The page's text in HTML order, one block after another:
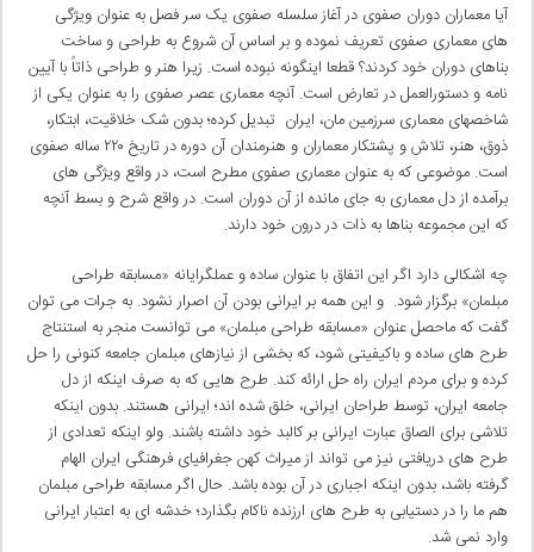
آیا معماران دوران صفوی در آغاز سلسله صفوی یک سر فصل به عنوان ویژگی
های معماری صفوی تعریف نموده و بر اساس آن شروع به طراحی و ساخت
بناهای دوران خود کردند؟ قطعا اینگونه نبوده است. زیرا هنر و طراحی ذاتاً با آیین
نامه و دستورالعمل در تعارض است. آنچه معماری عصر صفوی را به عنوان یکی از
شاخصهای معماری سرزمین مان، ایران تبدیل کرده؛ بدون شک خلاقیت، ابتکار،
ذوق، هنر، تلاش و پشتکار معماران و هنرمندان آن دوره در تاریخ ۲۲۰ ساله صفوی
است. موضوعی که به عنوان معماری صفوی مطرح است، در واقع ویژگی های
برآمده از دل معماری به جای مانده از آن دوران است. در واقع شرح و بسط آنچه
که این مجموعه بناها به ذات در درون خود دارند.
چه اشکالی دارد اگر این اتفاق با عنوان ساده و عملگرایانه «مسابقه طراحی
مبلمان» برگزار شود. و این همه بر ایرانی بودن آن اصرار نشود. به جرات می توان
گفت که ماحصل عنوان «مسابقه طراحی مبلمان» می توانست منجر به استنتاج
طرح های ساده و باکیفیتی شود، که بخشی از نیازهای مبلمان جامعه کنونی را حل
کرده و برای مردم ایران راه حل ارائه کند. طرح هایی که به صرف اینکه از دل
جامعه ایران، توسط طراحان ایرانی، خلق شده اند؛ ایرانی هستند. بدون اینکه
تلاشی برای الصاق عبارت ایرانی بر کالبد خود داشته باشند. ولو اینکه تعدادی از
طرح های دریافتی نیز می تواند از میراث کهن جغرافیای فرهنگی ایران الهام
گرفته باشد، بدون اینکه اجباری در آن بوده باشد. حال اگر مسابقه طراحی مبلمان
هم ما را در دستیابی به طرح های ارزنده ناکام بگذارد؛ خدشه ای به اعتبار ایرانی
وارد نمی شد.